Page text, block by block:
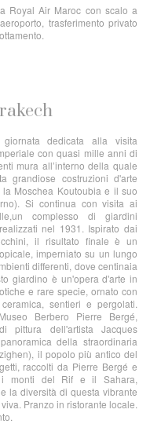
Royal Air Maroc con scalo a
trasferimento privato
dedicata alla visita
con quasi mille anni di
mura all’interno della quale
grandiose costruzioni d'arte
Moschea Koutoubia e il suo
Si continua con visita ai
complesso di giardini
nel 1931. Ispirato dai
il risultato finale è un
imperniato su un lungo
differenti, dove centinaia
giardino è un'opera d'arte in
e rare specie, ornato con
sentieri e pergolati.
Berbero Pierre Bergé,
pittura dell'artista Jacques
della straordinaria
il popolo più antico del
raccolti da Pierre Bergé e
monti del Rif e il Sahara,
la diversità di questa vibrante
Pranzo in ristorante locale.